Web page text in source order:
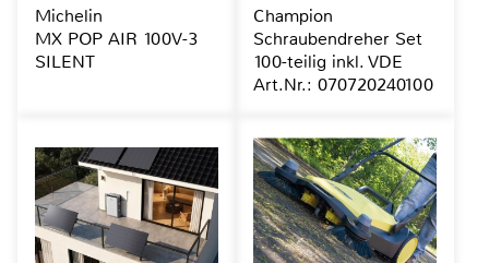
Michelin
MX POP AIR 100V-3
SILENT
Champion
Schraubendreher Set
100-teilig inkl. VDE
Art.Nr.: 070720240100